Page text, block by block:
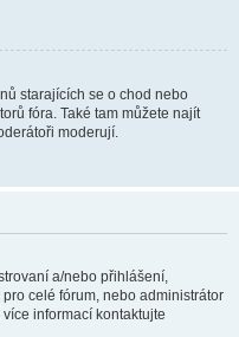
starajících se o chod nebo
fóra. Také tam můžete najít
moderují.
a/nebo přihlášení,
celé fórum, nebo administrátor
informací kontaktujte